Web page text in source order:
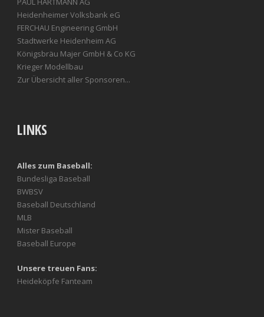
Heidenheimer Volksbank eG
FERCHAU Engineering GmbH
Stadtwerke Heidenheim AG
Königsbräu Majer GmbH & Co KG
Krieger Modellbau
Zur Übersicht aller Sponsoren...
LINKS
Alles zum Baseball:
Bundesliga Baseball
BWBSV
Baseball Deutschland
MLB
Mister Baseball
Baseball Europe
Unsere treuen Fans:
Heideköpfe Fanteam